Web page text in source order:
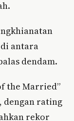
antara
dendam.
the Married”
rating
rekor